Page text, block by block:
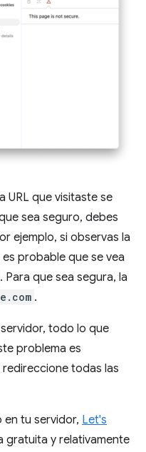
URL que visitaste se
sea seguro, debes
ejemplo, si observas la
probable que se vea
. Para que sea segura, la
.
todo lo que
problema es
todas las
en tu servidor, Let's
gratuita y relativamente